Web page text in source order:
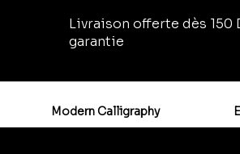
Livraison offerte dès 150
garantie
Modern Calligraphy